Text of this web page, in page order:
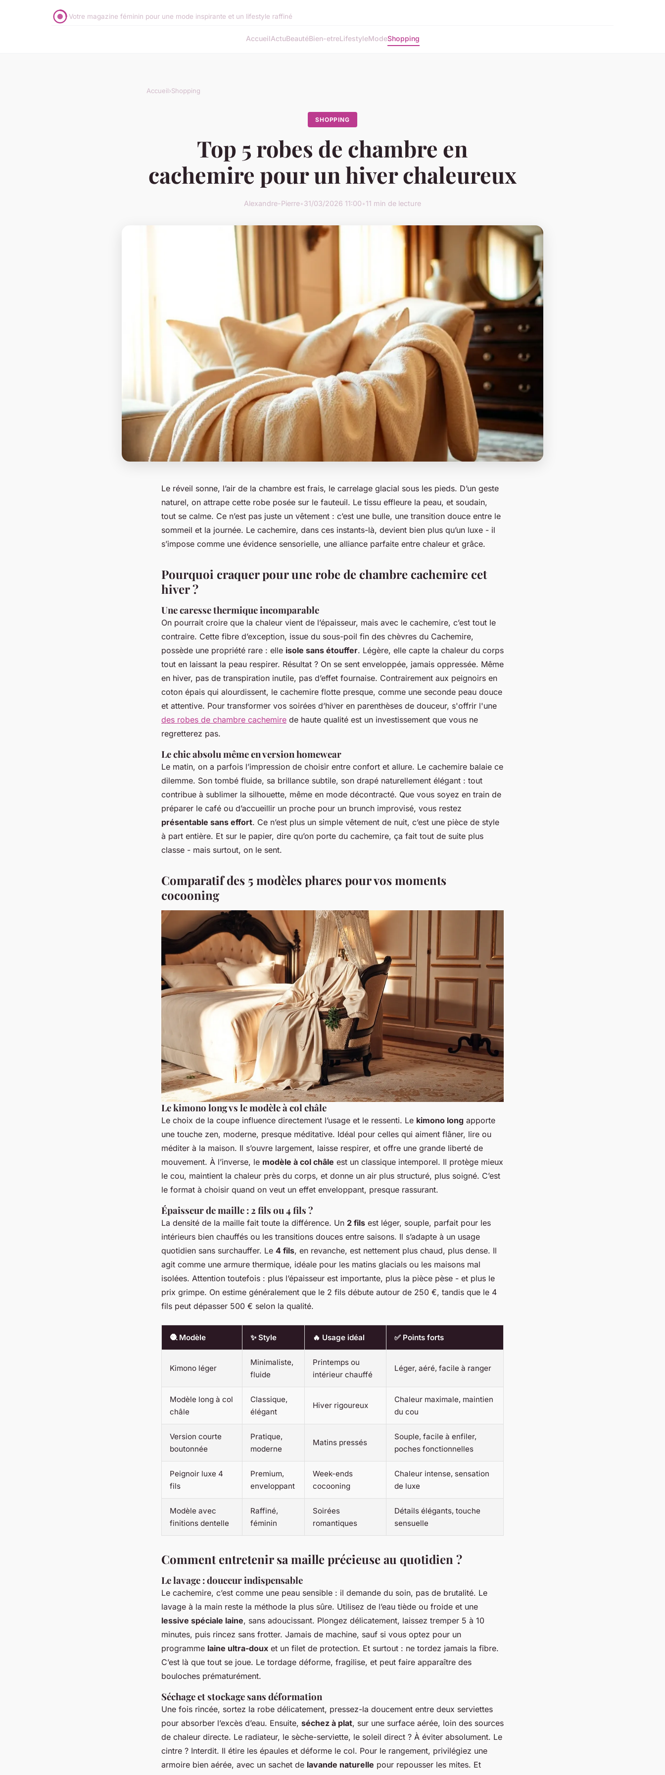
Votre magazine féminin pour une mode inspirante et un lifestyle raffiné
AccueilActuBeautéBien-etreLifestyleModeShopping
Accueil›Shopping
SHOPPING
Top 5 robes de chambre en
cachemire pour un hiver chaleureux
Alexandre-Pierre•31/03/2026 11:00•11 min de lecture
Le réveil sonne, l’air de la chambre est frais, le carrelage glacial sous les pieds. D’un geste
naturel, on attrape cette robe posée sur le fauteuil. Le tissu effleure la peau, et soudain,
tout se calme. Ce n’est pas juste un vêtement : c’est une bulle, une transition douce entre le
sommeil et la journée. Le cachemire, dans ces instants-là, devient bien plus qu’un luxe - il
s’impose comme une évidence sensorielle, une alliance parfaite entre chaleur et grâce.
Pourquoi craquer pour une robe de chambre cachemire cet
hiver ?
Une caresse thermique incomparable
On pourrait croire que la chaleur vient de l’épaisseur, mais avec le cachemire, c’est tout le
contraire. Cette fibre d’exception, issue du sous-poil fin des chèvres du Cachemire,
possède une propriété rare : elle isole sans étouffer. Légère, elle capte la chaleur du corps
tout en laissant la peau respirer. Résultat ? On se sent enveloppée, jamais oppressée. Même
en hiver, pas de transpiration inutile, pas d’effet fournaise. Contrairement aux peignoirs en
coton épais qui alourdissent, le cachemire flotte presque, comme une seconde peau douce
et attentive. Pour transformer vos soirées d’hiver en parenthèses de douceur, s'offrir l'une
des robes de chambre cachemire de haute qualité est un investissement que vous ne
regretterez pas.
Le chic absolu même en version homewear
Le matin, on a parfois l’impression de choisir entre confort et allure. Le cachemire balaie ce
dilemme. Son tombé fluide, sa brillance subtile, son drapé naturellement élégant : tout
contribue à sublimer la silhouette, même en mode décontracté. Que vous soyez en train de
préparer le café ou d’accueillir un proche pour un brunch improvisé, vous restez
présentable sans effort. Ce n’est plus un simple vêtement de nuit, c’est une pièce de style
à part entière. Et sur le papier, dire qu’on porte du cachemire, ça fait tout de suite plus
classe - mais surtout, on le sent.
Comparatif des 5 modèles phares pour vos moments
cocooning
Le kimono long vs le modèle à col châle
Le choix de la coupe influence directement l’usage et le ressenti. Le kimono long apporte
une touche zen, moderne, presque méditative. Idéal pour celles qui aiment flâner, lire ou
méditer à la maison. Il s’ouvre largement, laisse respirer, et offre une grande liberté de
mouvement. À l’inverse, le modèle à col châle est un classique intemporel. Il protège mieux
le cou, maintient la chaleur près du corps, et donne un air plus structuré, plus soigné. C’est
le format à choisir quand on veut un effet enveloppant, presque rassurant.
Épaisseur de maille : 2 fils ou 4 fils ?
La densité de la maille fait toute la différence. Un 2 fils est léger, souple, parfait pour les
intérieurs bien chauffés ou les transitions douces entre saisons. Il s’adapte à un usage
quotidien sans surchauffer. Le 4 fils, en revanche, est nettement plus chaud, plus dense. Il
agit comme une armure thermique, idéale pour les matins glacials ou les maisons mal
isolées. Attention toutefois : plus l’épaisseur est importante, plus la pièce pèse - et plus le
prix grimpe. On estime généralement que le 2 fils débute autour de 250 €, tandis que le 4
fils peut dépasser 500 € selon la qualité.
🧶 Modèle ✨ Style 🔥 Usage idéal ✅ Points forts
Kimono léger
Minimaliste,
fluide
Printemps ou
intérieur chauffé
Léger, aéré, facile à ranger
Modèle long à col
châle
Classique,
élégant
Hiver rigoureux
Chaleur maximale, maintien
du cou
Version courte
boutonnée
Pratique,
moderne
Matins pressés
Souple, facile à enfiler,
poches fonctionnelles
Peignoir luxe 4
fils
Premium,
enveloppant
Week-ends
cocooning
Chaleur intense, sensation
de luxe
Modèle avec
finitions dentelle
Raffiné,
féminin
Soirées
romantiques
Détails élégants, touche
sensuelle
Comment entretenir sa maille précieuse au quotidien ?
Le lavage : douceur indispensable
Le cachemire, c’est comme une peau sensible : il demande du soin, pas de brutalité. Le
lavage à la main reste la méthode la plus sûre. Utilisez de l’eau tiède ou froide et une
lessive spéciale laine, sans adoucissant. Plongez délicatement, laissez tremper 5 à 10
minutes, puis rincez sans frotter. Jamais de machine, sauf si vous optez pour un
programme laine ultra-doux et un filet de protection. Et surtout : ne tordez jamais la fibre.
C’est là que tout se joue. Le tordage déforme, fragilise, et peut faire apparaître des
bouloches prématurément.
Séchage et stockage sans déformation
Une fois rincée, sortez la robe délicatement, pressez-la doucement entre deux serviettes
pour absorber l’excès d’eau. Ensuite, séchez à plat, sur une surface aérée, loin des sources
de chaleur directe. Le radiateur, le sèche-serviette, le soleil direct ? À éviter absolument. Le
cintre ? Interdit. Il étire les épaules et déforme le col. Pour le rangement, privilégiez une
armoire bien aérée, avec un sachet de lavande naturelle pour repousser les mites. Et